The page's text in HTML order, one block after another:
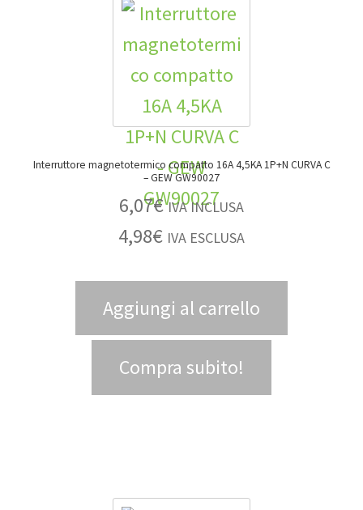
Interruttore magnetotermico compatto 16A 4,5KA 1P+N CURVA C
– GEW GW90027
6,07€ IVA INCLUSA
4,98€ IVA ESCLUSA
Aggiungi al carrello
Compra subito!